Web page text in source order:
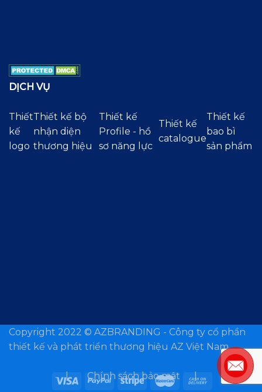
DỊCH VỤ
Thiết
kế
logo
Thiết kế bộ
nhận diện
thương hiệu
Thiết kế
Profile - hồ
sơ năng lực
Thiết kế
catalogue
Thiết kế
bao bì
sản phẩm
Copyright 2022 © AZBRANDING - Công ty cổ phần
thiết kế và phát triển thương hiệu AZ Việt Nam.
| Chính sách bảo mật |